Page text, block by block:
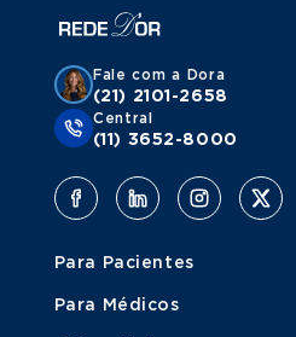
Fale com a Dora
(21) 2101-2658
Central
(11) 3652-8000
Para Pacientes
Para Médicos